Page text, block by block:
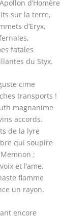
d’Homère
sur la terre,
d’Eryx,
fatales
du Styx.
cime
transports !
magnanime
accords.
de la lyre
qui soupire
;
et l’ame,
flamme
un rayon.
encore